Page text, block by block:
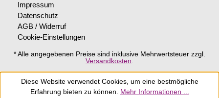
Impressum
Datenschutz
AGB / Widerruf
Cookie-Einstellungen
* Alle angegebenen Preise sind inklusive Mehrwertsteuer zzgl.
Versandkosten.
Diese Website verwendet Cookies, um eine bestmögliche
Erfahrung bieten zu können. Mehr Informationen ...